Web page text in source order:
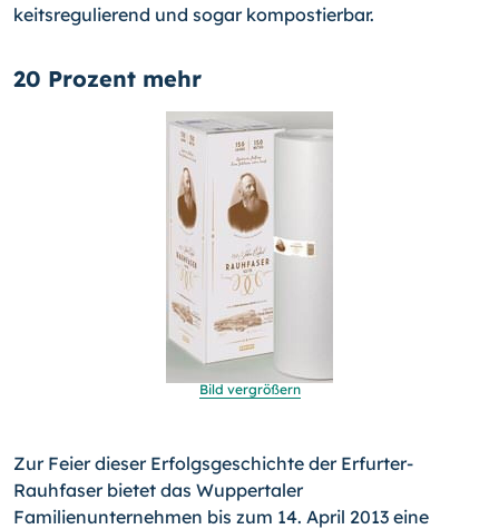
keitsregulierend und sogar kompostierbar.
20 Prozent mehr
Bild vergrößern
Zur Feier dieser Erfolgsgeschichte der Erfurter-
Rauhfaser bie­tet das Wuppertaler
Familienunternehmen bis zum 14. April 2013 eine